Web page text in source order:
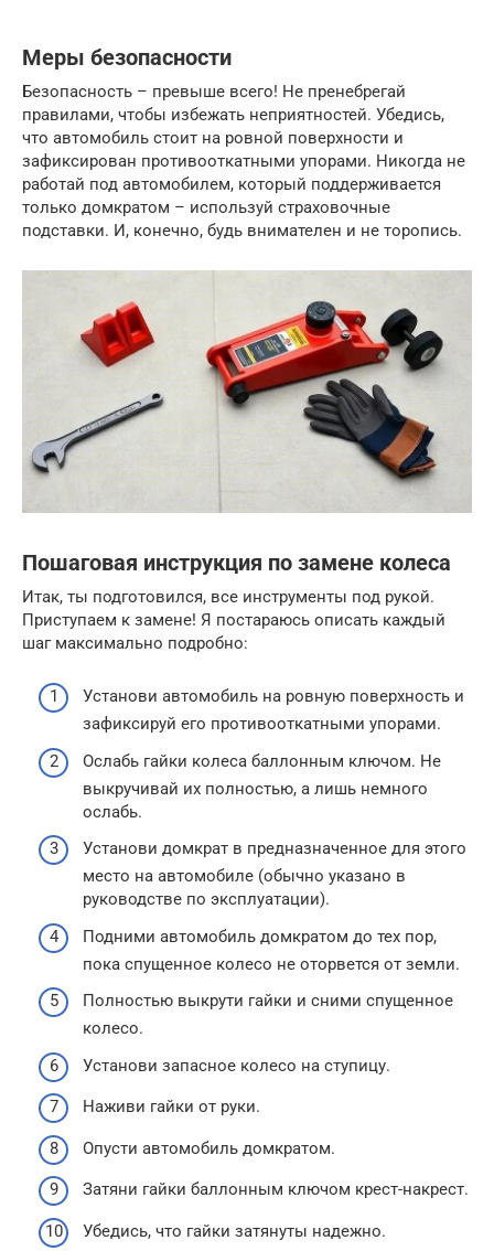
Меры безопасности
Безопасность – превыше всего! Не пренебрегай
правилами, чтобы избежать неприятностей. Убедись,
что автомобиль стоит на ровной поверхности и
зафиксирован противооткатными упорами. Никогда не
работай под автомобилем, который поддерживается
только домкратом – используй страховочные
подставки. И, конечно, будь внимателен и не торопись.
Пошаговая инструкция по замене колеса
Итак, ты подготовился, все инструменты под рукой.
Приступаем к замене! Я постараюсь описать каждый
шаг максимально подробно:
Установи автомобиль на ровную поверхность и
зафиксируй его противооткатными упорами.
Ослабь гайки колеса баллонным ключом. Не
выкручивай их полностью, а лишь немного
ослабь.
Установи домкрат в предназначенное для этого
место на автомобиле (обычно указано в
руководстве по эксплуатации).
Подними автомобиль домкратом до тех пор,
пока спущенное колесо не оторвется от земли.
Полностью выкрути гайки и сними спущенное
колесо.
Установи запасное колесо на ступицу.
Наживи гайки от руки.
Опусти автомобиль домкратом.
Затяни гайки баллонным ключом крест-накрест.
Убедись, что гайки затянуты надежно.